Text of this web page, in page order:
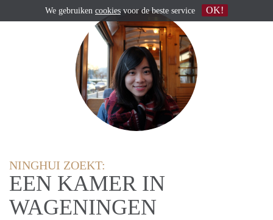
NINGHUI ZOEKT:
EEN KAMER IN
WAGENINGEN
We gebruiken cookies voor de beste service OK!